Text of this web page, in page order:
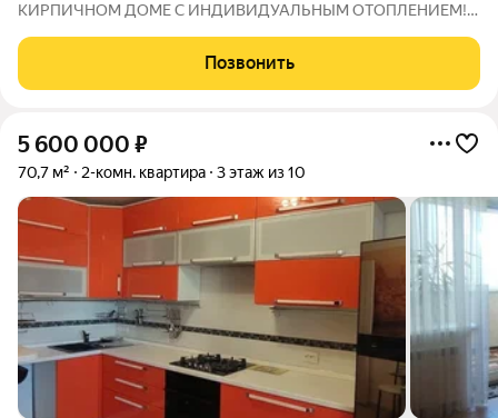
КИРПИЧНОМ ДОМЕ С ИНДИВИДУАЛЬНЫМ ОТОПЛЕНИЕМ!!!
расположена на 4 этаже кирпичного дома. Не угловая , с
удачной планировкой, в одной из комнат два окна
Позвонить
5 600 000 ₽
70,7 м² 2-комн. квартира 3 этаж из 10